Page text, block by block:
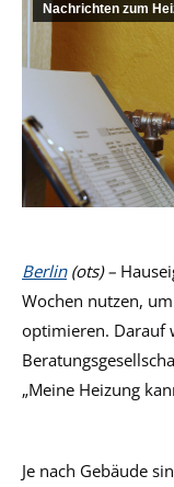
Nachrichten zum
Berlin(ots) –
Wochen nutzen,
optimieren. Darauf
„Meine Heizung
Je nach Gebäude